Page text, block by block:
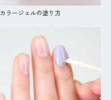
カラージェルの塗り方